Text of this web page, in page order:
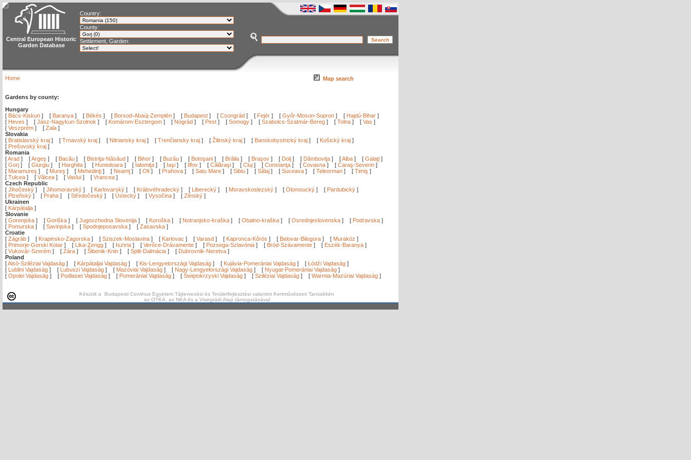
Central European Historic
Garden Database
Country:
County:
Settlement, Garden:
Home Map search
Gardens by county:
Hungary
[ Bács-Kiskun ] [ Baranya ] [ Békés ] [ Borsod-Abaúj-Zemplén ] [ Budapest ] [ Csongrád ] [ Fejér ] [ Győr-Moson-Sopron ] [ Hajdú-Bihar ]
[ Heves ] [ Jász-Nagykun-Szolnok ] [ Komárom-Esztergom ] [ Nógrád ] [ Pest ] [ Somogy ] [ Szabolcs-Szatmár-Bereg ] [ Tolna ] [ Vas ]
[ Veszprém ] [ Zala ]
Slovakia
[ Bratislavský kraj ] [ Trnavský kraj ] [ Nitriansky kraj ] [ Trenčiansky kraj ] [ Žilinský kraj ] [ Banskobystrický kraj ] [ Košický kraj ]
[ Prešovský kraj ]
Romania
[Arad ] [Argeş ] [ Bacău ] [ Bistriţa-Năsăud ] [ Bihor ] [ Buzău ] [ Botoşani ] [ Brăila ] [ Braşov ] [ Dolj ] [ Dâmboviţa ] [Alba ] [ Galaţi ]
[ Gorj ] [ Giurgiu ] [ Harghita ] [ Hunedoara ] [ Ialomiţa ] [ Iaşi ] [ Ilfov ] [ Călăraşi ] [ Cluj ] [ Constanţa ] [ Covasna ] [ Caraş-Severin ]
[ Maramureş ] [ Mureş ] [ Mehedinţi ] [ Neamţ ] [ Olt ] [ Prahova ] [ Satu Mare ] [ Sibiu ] [ Sălaj ] [ Suceava ] [ Teleorman ] [ Timiş ]
[ Tulcea ] [ Vâlcea ] [ Vaslui ] [ Vrancea ]
Czech Republic
[ Jihočeský ] [ Jihomoravský ] [ Karlovarský ] [ Královéhradecký ] [ Liberecký ] [ Moravskoslezský ] [ Olomoucký ] [ Pardubický ]
[ Plzeňský ] [ Praha ] [ Středočeský ] [ Ústecký ] [ Vysočina ] [ Zlínský ]
Ukrainen
[ Kárpátalja ]
Slovanie
[ Gorenjska ] [ Goriška ] [ Jugovzhodna Slovenija ] [ Koroška ] [ Notranjsko-kraška ] [ Obalno-kraška ] [ Osrednjeslovenska ] [ Podravska ]
[ Pomurska ] [ Savinjska ] [ Spodnjeposavska ] [ Zasavska ]
Croatie
[ Zágráb ] [ Krapinsko-Zagorska ] [ Sziszek-Moslavina ] [ Karlovac ] [ Varasd ] [ Kapronca-Kőrös ] [ Belovar-Bilogora ] [ Muraköz ]
[ Primorje-Gorski Kotar ] [ Lika-Zengg ] [ Isztria ] [ Verőce-Drávamente ] [ Pozsega-Szlavónia ] [ Bród-Szávamente ] [ Eszék-Baranya ]
[ Vukovár-Szerém ] [ Zára ] [ Šibenik-Knin ] [ Split-Dalmácia ] [ Dubrovnik-Neretva ]
Poland
[Alsó-Sziléziai Vajdaság ] [ Kárpátaljai Vajdaság ] [ Kis-Lengyelországi Vajdaság ] [ Kujávia-Pomerániai Vajdaság ] [ Łódźi Vajdaság ]
[ Lublini Vajdaság ] [ Lubuszi Vajdaság ] [ Mazóviai Vajdaság ] [ Nagy-Lengyelországi Vajdaság ] [ Nyugat-Pomerániai Vajdaság ]
[ Opolei Vajdaság ] [ Podlasiei Vajdaság ] [ Pomerániai Vajdaság ] [ Świętokrzyski Vajdaság ] [ Sziléziai Vajdaság ] [ Warmia-Mazúriai Vajdaság ]
Készült a Budapesti Corvinus Egyetem Tájtervezési és Területfejlesztési valamint Kertművészeti Tanszékén
az OTKA, az NKA és a Visegrádi Alap támogatásával